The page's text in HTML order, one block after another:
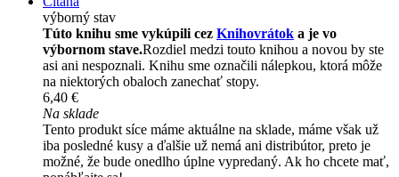
výborný stav
Túto knihu sme vykúpili cez Knihovrátok a je vo
výbornom stave.Rozdiel medzi touto knihou a novou by ste
asi ani nespoznali. Knihu sme označili nálepkou, ktorá môže
na niektorých obaloch zanechať stopy.
6,40 €
Na sklade
Tento produkt síce máme aktuálne na sklade, máme však už
iba posledné kusy a ďalšie už nemá ani distribútor, preto je
možné, že bude onedlho úplne vypredaný. Ak ho chcete mať,